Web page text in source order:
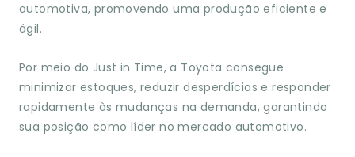
automotiva, promovendo uma produção eficiente e
ágil.
Por meio do Just in Time, a Toyota consegue
minimizar estoques, reduzir desperdícios e responder
rapidamente às mudanças na demanda, garantindo
sua posição como líder no mercado automotivo.